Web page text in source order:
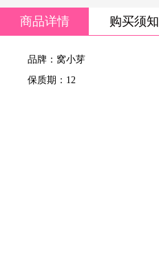
商品详情 购买须知
品牌：窝小芽
保质期：12